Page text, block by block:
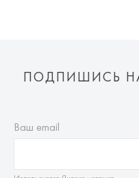
ПОДПИШИСЬ
Ваш email